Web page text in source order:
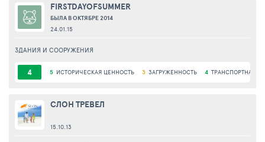
FIRSTDAYOFSUMMER
БЫЛА В ОКТЯБРЕ 2014
24.01.15
ЗДАНИЯ И СООРУЖЕНИЯ
4 5 ИСТОРИЧЕСКАЯ ЦЕННОСТЬ 3 ЗАГРУЖЕННОСТЬ 4 ТРАНСПОРТНАЯ
СЛОН ТРЕВЕЛ
15.10.13